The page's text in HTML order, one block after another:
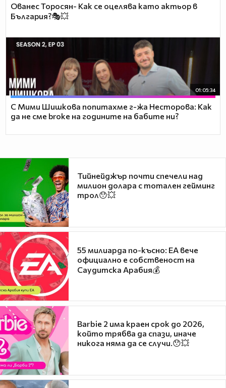
Ованес Торосян- Как се оцелява като актьор в
България?🎭💥
01:05:34
С Мими Шишкова попитахме г-жа Несторова: Как
да не сме broke на годините на бабите ни?
Тийнейджър почти спечели над
милион долара с тотален гейминг
трол😯💥
55 милиарда по-късно: EA вече
официално е собственост на
Саудитска Арабия💰
Barbie 2 има краен срок до 2026,
който трябва да спази, иначе
никога няма да се случи.😯💥